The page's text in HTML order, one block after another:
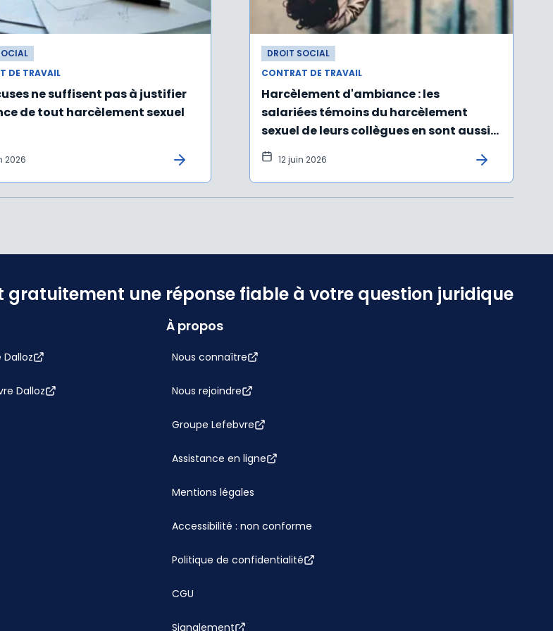
DE TRAVAIL
ne suffisent pas à justifier
de tout harcèlement sexuel
2026
DROIT SOCIAL
CONTRAT DE TRAVAIL
Harcèlement d'ambiance : les
salariées témoins du harcèlement
sexuel de leurs collègues en sont aussi
victimes
12 juin 2026
gratuitement une réponse fiable à votre question juridique
Dalloz
À propos
Nous connaître
Nous rejoindre
Groupe Lefebvre
Assistance en ligne
Mentions légales
Accessibilité : non conforme
Politique de confidentialité
CGU
Signalement